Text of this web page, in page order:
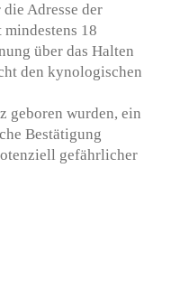
Adresse der
18
über das Halten
den kynologischen
geboren wurden, ein
Bestätigung
gefährlicher